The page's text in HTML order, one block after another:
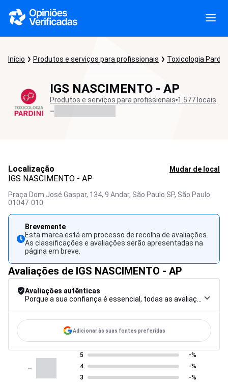
Início Produtos e serviços para profissionais Toxicologia Pardini
IGS NASCIMENTO - AP
Produtos e serviços para profissionais 1.577 locais
-
Localização Mudar de local
IGS NASCIMENTO - AP
Praça Dom José Gaspar, 134, 9 Andar, São Paulo SP, São Paulo
01047-010
Brevemente
Esta marca está em processo de recolha de avaliações.
As classificações e avaliações serão apresentadas na
página em breve.
Avaliações de IGS NASCIMENTO - AP
Avaliações autênticas
Adicionar às suas fontes preferidas
-
5
-%
4
-%
3
-%